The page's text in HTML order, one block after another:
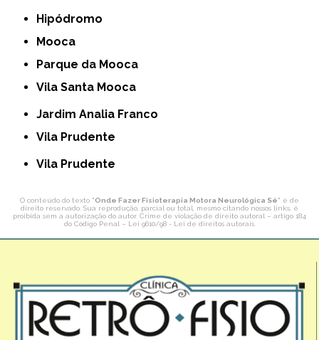
Hipódromo
Mooca
Parque da Mooca
Vila Santa Mooca
Jardim Analia Franco
Vila Prudente
Vila Prudente
O conteúdo do texto "Onde Fazer Fisioterapia Motora Neurológica Sé" é de
direito reservado. Sua reprodução, parcial ou total, mesmo citando nossos links, é
proibida sem a autorização do autor. Crime de violação de direito autoral – artigo 184
do Código Penal – Lei 9610/98 - Lei de direitos autorais.